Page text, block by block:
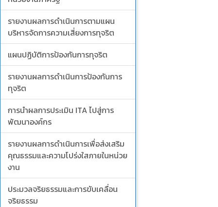
รายงานผลการดำเนินการตามแผน
บริหารจัดการความเสี่ยงการทุจริต
แผนปฏิบัติการป้องกันการทุจริต
รายงานผลการดำเนินการป้องกันการ
ทุจริต
การนำผลการประเมิน ITA ไปสู่การ
พัฒนาองค์กร
รายงานผลการดำเนินการเพื่อส่งเสริม
คุณธรรมและความโปร่งใสภายในหน่วย
งาน
ประมวลจริยธรรมและการขับเคลื่อน
จริยธรรม